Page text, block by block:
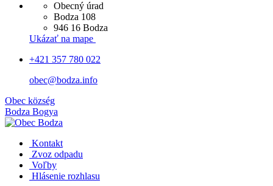
Obecný úrad
Bodza 108
946 16 Bodza
Ukázať na mape
+421 357 780 022
obec@bodza.info
Obec község
Bodza Bogya
Kontakt
Zvoz odpadu
Voľby
Hlásenie rozhlasu